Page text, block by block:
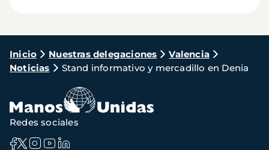
Ruta
de
navegación
Inicio Nuestras delegaciones
Valencia
Noticias
Stand informativo y mercadillo en Denia
Redes sociales